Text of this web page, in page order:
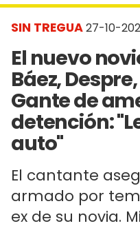
SIN TREGUA27-10-
El nuevo
Báez,
Gante de
detención:
auto"
El cantante
armado por
ex de su novia.